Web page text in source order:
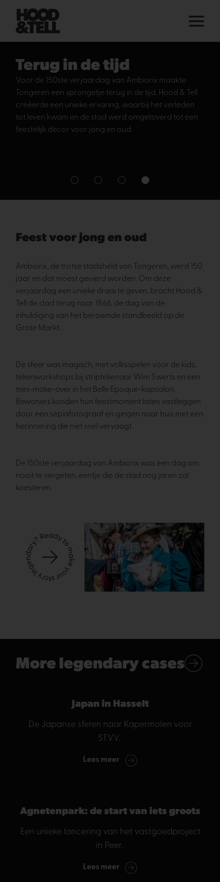
Terug in de tijd
Voor de 150ste verjaardag van Ambiorix maakte
Tongeren een sprongetje terug in de tijd. Hood & Tell
creëerde een unieke ervaring, waarbij het verleden
tot leven kwam en de stad werd omgetoverd tot een
feestelijk decor voor jong en oud.
1 2 3 4
Feest voor jong en oud
Ambiorix, de trotse stadsheld van Tongeren, werd 150
jaar en dat moest gevierd worden. Om deze
verjaardag een unieke draai te geven, bracht Hood &
Tell de stad terug naar 1866, de dag van de
inhuldiging van het beroemde standbeeld op de
Grote Markt.
De sfeer was magisch, met volksspelen voor de kids,
tekenworkshops bij striptekenaar Wim Swerts en een
mini-make-over in het Belle Epoque-kapsalon.
Bewoners konden hun feestmoment laten vastleggen
door een sepiafotograaf en gingen naar huis met een
herinnering die niet snel vervaagt.
De 150ste verjaardag van Ambiorix was een dag om
nooit te vergeten, eentje die de stad nog jaren zal
koesteren.
More legendary cases
Japan in Hasselt
De Japanse sferen naar Kapermolen voor
STVV.
Lees meer
Agnetenpark: de start van iets groots
Een unieke lancering van het vastgoedproject
in Peer.
Lees meer